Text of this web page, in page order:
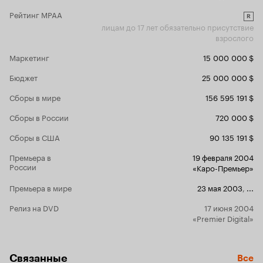
Рейтинг MPAA
R
лицам до 17 лет обязательно присутствие
взрослого
Маркетинг
15 000 000 $
Бюджет
25 000 000 $
Сборы в мире
156 595 191 $
Сборы в России
720 000 $
Сборы в США
90 135 191 $
Премьера в
России
19 февраля 2004
«Каро-Премьер»
Премьера в мире
23 мая 2003
Релиз на DVD
17 июня 2004
«Premier Digital»
Связанные Все